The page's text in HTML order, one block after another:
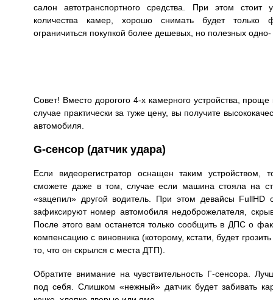
салон автотранспортного средства. При этом стоит
количества камер, хорошо снимать будет только
ограничиться покупкой более дешевых, но полезных
Совет! Вместо дорогого 4-х камерного устройства,
случае практически за туже цену, вы получите
автомобиля.
G-сенсор (датчик удара)
Если видеорегистратор оснащен таким устройством,
сможете даже в том, случае если машина стояла на
«зацепил» другой водитель. При этом девайсы
зафиксируют номер автомобиля недоброжелателя,
После этого вам останется только сообщить в ДПС о
компенсацию с виновника (которому, кстати, будет
то, что он скрылся с места ДТП).
Обратите внимание на чувствительность Г-сенсора.
под себя. Слишком «нежный» датчик будет забивать